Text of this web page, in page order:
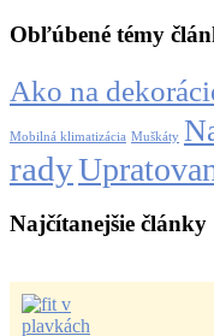
Obľúbené témy
Ako na
Mobilná klimatizácia Muškáty
rady
Najčítanejšie články